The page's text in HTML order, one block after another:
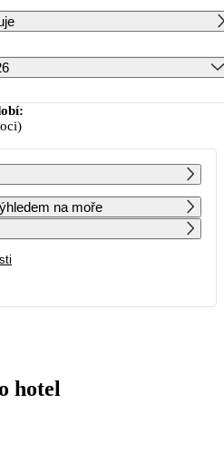
Říjen 2026
ČT PÁ SO NE
1
7 399
2 3 4
7 8 9 10 11
7 399
29
s výhledem na moře
hotel